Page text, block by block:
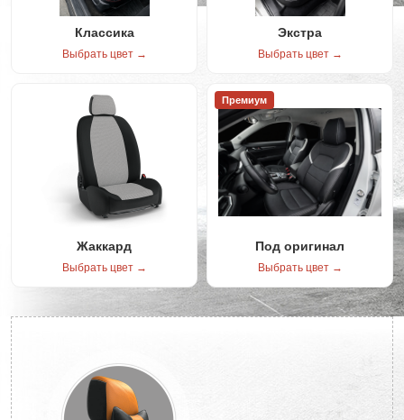
Классика
Выбрать цвет →
Экстра
Выбрать цвет →
Жаккард
Выбрать цвет →
Премиум
Под оригинал
Выбрать цвет →